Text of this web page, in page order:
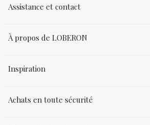
Assistance et contact
À propos de LOBERON
Inspiration
Achats en toute sécurité